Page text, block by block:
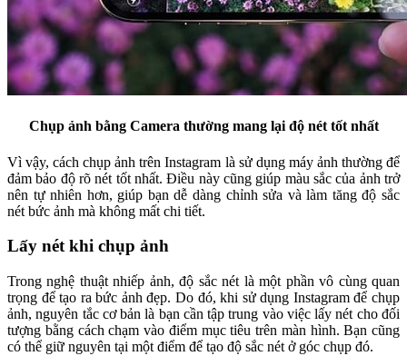
Chụp ảnh bằng Camera thường mang lại độ nét tốt nhất
Vì vậy, cách chụp ảnh trên Instagram là sử dụng máy ảnh thường để
đảm bảo độ rõ nét tốt nhất. Điều này cũng giúp màu sắc của ảnh trở
nên tự nhiên hơn, giúp bạn dễ dàng chỉnh sửa và làm tăng độ sắc
nét bức ảnh mà không mất chi tiết.
Lấy nét khi chụp ảnh
Trong nghệ thuật nhiếp ảnh, độ sắc nét là một phần vô cùng quan
trọng để tạo ra bức ảnh đẹp. Do đó, khi sử dụng Instagram để chụp
ảnh, nguyên tắc cơ bản là bạn cần tập trung vào việc lấy nét cho đối
tượng bằng cách chạm vào điểm mục tiêu trên màn hình. Bạn cũng
có thể giữ nguyên tại một điểm để tạo độ sắc nét ở góc chụp đó.